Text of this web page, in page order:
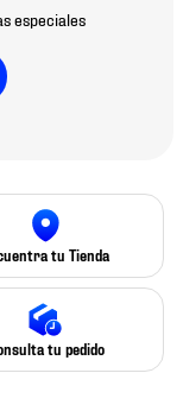
especiales
tu Tienda
tu pedido